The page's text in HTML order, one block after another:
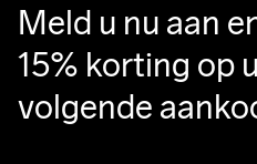
Meld u nu aan
15% korting op
volgende